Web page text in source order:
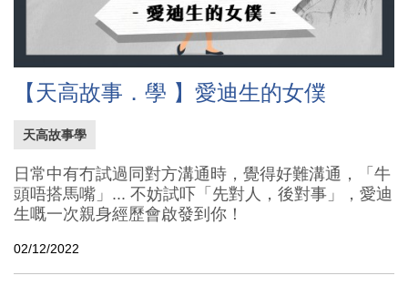
【天高故事．學 】愛迪生的女僕
天高故事學
日常中有冇試過同對方溝通時，覺得好難溝通，「牛
頭唔搭馬嘴」... 不妨試吓「先對人，後對事」，愛迪
生嘅一次親身經歷會啟發到你！
02/12/2022